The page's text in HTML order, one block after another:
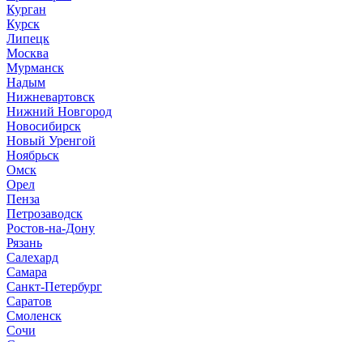
Курган
Курск
Липецк
Москва
Мурманск
Надым
Нижневартовск
Нижний Новгород
Новосибирск
Новый Уренгой
Ноябрьск
Омск
Орел
Пенза
Петрозаводск
Ростов-на-Дону
Рязань
Салехард
Самара
Санкт-Петербург
Саратов
Смоленск
Сочи